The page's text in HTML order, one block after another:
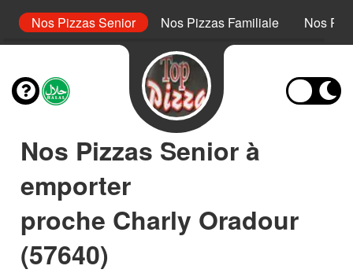
Nos Pizzas Senior Nos Pizzas Familiale Nos
Nos Pizzas Senior à
emporter
proche Charly Oradour
(57640)